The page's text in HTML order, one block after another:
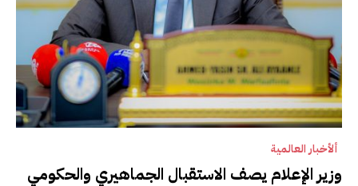
ألأخبار العالمية
وزير الإعلام يصف الاستقبال الجماهيري والحكومي